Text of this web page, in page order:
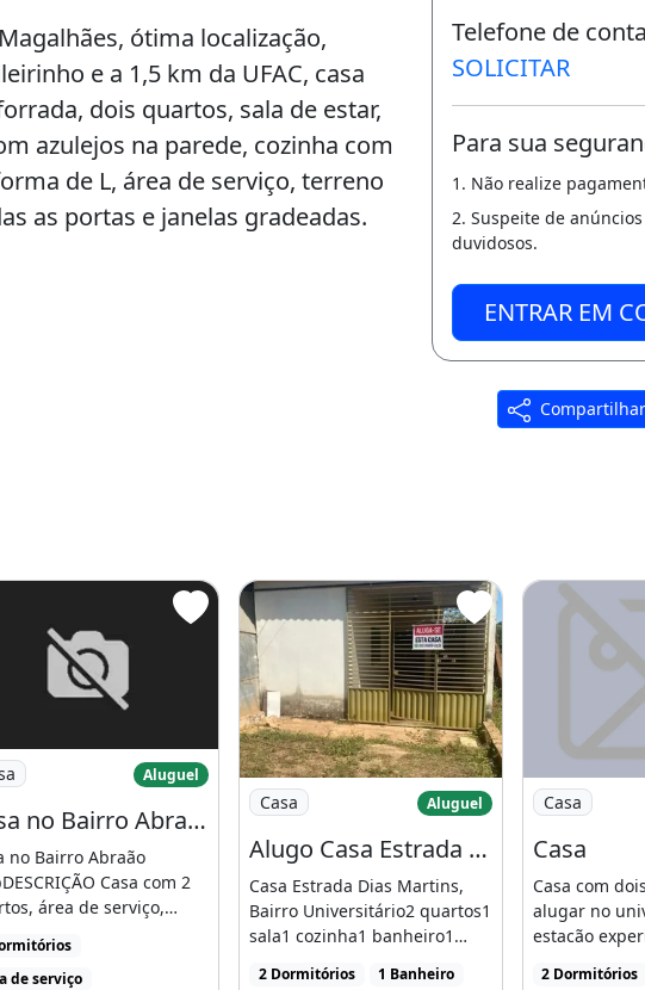
ótima localização,
e a 1,5 km da UFAC, casa
dois quartos, sala de estar,
azulejos na parede, cozinha com
de L, área de serviço, terreno
as portas e janelas gradeadas.
Telefone de
SOLICITAR
Para sua
1. Não realize
2. Suspeite de
duvidosos.
ENTRAR EM
Compartilhar
Casa no Bairro Abraão Alab
Aluguel
Casa no Bairro Abraão Alab
no Bairro Abraão
Casa com 2
área de serviço,
de serviço
Imagem: Alugo Casa Estrada Dias Martins,
Casa Aluguel
Alugo Casa Estrada Dias Martins, Bairro Universitário
Casa Estrada Dias Martins,
Bairro Universitário2 quartos1
sala1 cozinha1 banheiro1
2 Dormitórios
1 Banheiro
Imagem: Casa
Casa
Casa
Casa com
alugar no
estacão
2 Dormitórios